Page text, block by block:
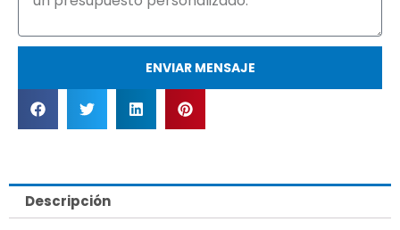
ENVIAR MENSAJE
Descripción